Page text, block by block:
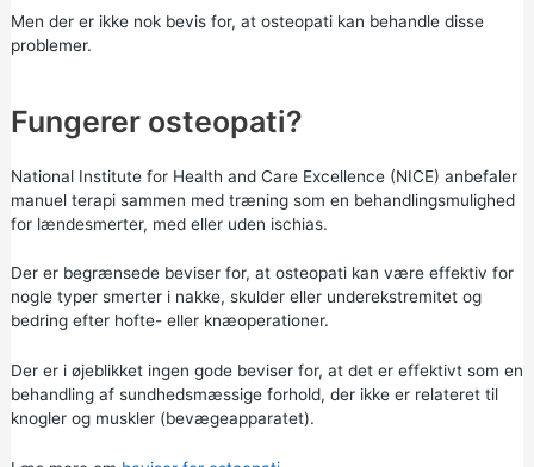
Men der er ikke nok bevis for, at osteopati kan behandle disse
problemer.
Fungerer osteopati?
National Institute for Health and Care Excellence (NICE) anbefaler
manuel terapi sammen med træning som en behandlingsmulighed
for lændesmerter, med eller uden ischias.
Der er begrænsede beviser for, at osteopati kan være effektiv for
nogle typer smerter i nakke, skulder eller underekstremitet og
bedring efter hofte- eller knæoperationer.
Der er i øjeblikket ingen gode beviser for, at det er effektivt som en
behandling af sundhedsmæssige forhold, der ikke er relateret til
knogler og muskler (bevægeapparatet).